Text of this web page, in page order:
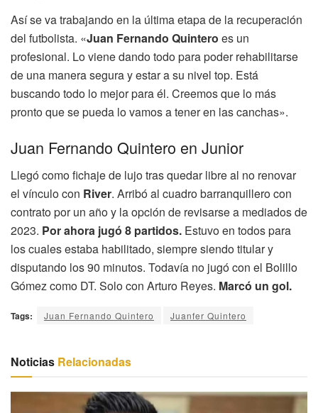
Así se va trabajando en la última etapa de la recuperación
del futbolista. «Juan Fernando Quintero es un
profesional. Lo viene dando todo para poder rehabilitarse
de una manera segura y estar a su nivel top. Está
buscando todo lo mejor para él. Creemos que lo más
pronto que se pueda lo vamos a tener en las canchas».
Juan Fernando Quintero en Junior
Llegó como fichaje de lujo tras quedar libre al no renovar
el vínculo con River. Arribó al cuadro barranquillero con
contrato por un año y la opción de revisarse a mediados de
2023. Por ahora jugó 8 partidos. Estuvo en todos para
los cuales estaba habilitado, siempre siendo titular y
disputando los 90 minutos. Todavía no jugó con el Bolillo
Gómez como DT. Solo con Arturo Reyes. Marcó un gol.
Tags: Juan Fernando Quintero Juanfer Quintero
Noticias Relacionadas